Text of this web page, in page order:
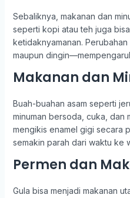
Sebaliknya, makanan dan
seperti kopi atau teh juga
ketidaknyamanan.
maupun
Makanan dan
Buah-buahan asam seperti
minuman bersoda, cuka, dan
mengikis enamel gigi secara
semakin parah dari waktu ke
Permen dan
Gula bisa menjadi makanan